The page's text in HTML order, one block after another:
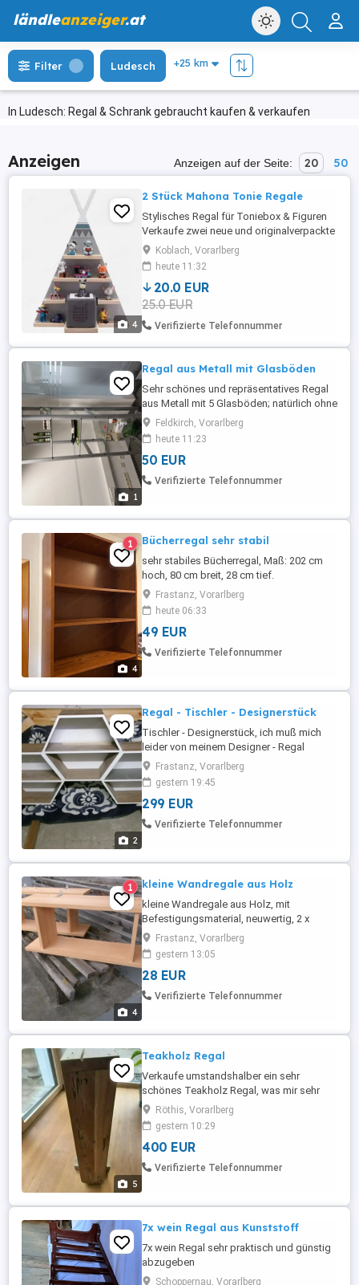
ländleanzeiger.at
In Ludesch: Regal & Schrank gebraucht kaufen & verkaufen
Filter Ludesch
Anzeigen Anzeigen auf der Seite: 20 50
4
2 Stück Mahona Tonie Regale
Stylisches Regal für Toniebox & Figuren
Verkaufe zwei neue und originalverpackte
Mahona Musikboxregale in Form eines
Tipis ideal für Kinderzimmer! Perfekt für
Toniebox und bis zu 34 Figuren Das Regal
bietet mehrere Ablageflächen zur sicheren
und übersichtlichen Aufbewahrung von
Tonie-Figuren. ...
Koblach, Vorarlberg
heute 11:32
20.0 EUR
25.0 EUR
Verifizierte Telefonnummer
1
Regal aus Metall mit Glasböden
Sehr schönes und repräsentatives Regal
aus Metall mit 5 Glasböden; natürlich ohne
Inhalt; ideal für Wohnraum oder Praxis
Feldkirch, Vorarlberg
heute 11:23
50 EUR
Verifizierte Telefonnummer
4
1 Bücherregal sehr stabil
sehr stabiles Bücherregal, Maß: 202 cm
hoch, 80 cm breit, 28 cm tief.
höhenverstellbar. Dunkel Eiche.
Selbstabholung in Frastanz
Frastanz, Vorarlberg
heute 06:33
49 EUR
Verifizierte Telefonnummer
2
Regal - Tischler - Designerstück
Tischler - Designerstück, ich muß mich
leider von meinem Designer - Regal
trennen - kein Platz mehr, das Regal ist
kompl. 170 cm breit und 88 cm hoch,
wurde von einem Tischler gefertigt,
neuwertig, keine Kratzer,
Befestigungsmaterial dabei,
Frastanz, Vorarlberg
gestern 19:45
299 EUR
Verifizierte Telefonnummer
4
1 kleine Wandregale aus Holz
kleine Wandregale aus Holz, mit
Befestigungsmaterial, neuwertig, 2 x
vorhanden, 28 pro Stück B 65 cm H 26 cm
T 18 cm
Frastanz, Vorarlberg
gestern 13:05
28 EUR
Verifizierte Telefonnummer
5
Teakholz Regal
Verkaufe umstandshalber ein sehr
schönes Teakholz Regal, was mir sehr
lang die Treue erwiesen hatt, und jetzt
leider weichen muss, im Umzug. Sehr
gute Verarbeitung. Top Qualität. Gut
tragbar. 1 Teil im ganzen. Viele kleine
Fächer zum ablegen diverser Sachen.
Röthis, Vorarlberg
gestern 10:29
400 EUR
Verifizierte Telefonnummer
7x wein Regal aus Kunststoff
7x wein Regal sehr praktisch und günstig
abzugeben
Schoppernau, Vorarlberg